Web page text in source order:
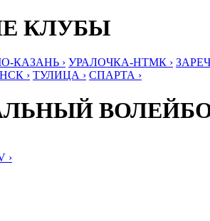
КЛУБЫ
КАЗАНЬ › УРАЛОЧКА-НТМК ›
› ТУЛИЦА › СПАРТА ›
›